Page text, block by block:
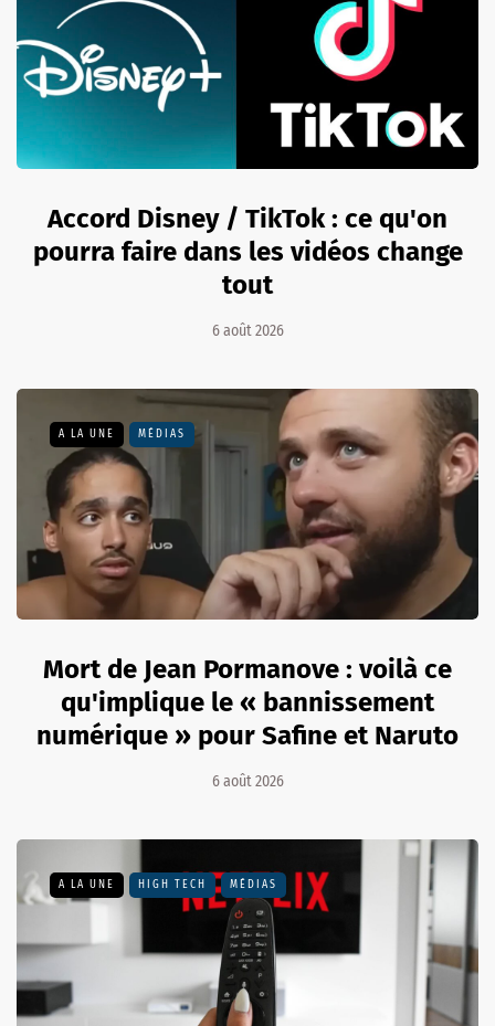
Accord Disney / TikTok : ce qu'on
pourra faire dans les vidéos change
tout
6 août 2026
A LA UNE MÉDIAS
Mort de Jean Pormanove : voilà ce
qu'implique le « bannissement
numérique » pour Safine et Naruto
6 août 2026
A LA UNE HIGH TECH MÉDIAS